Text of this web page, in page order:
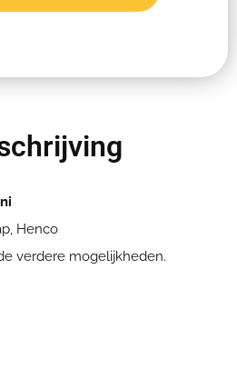
Henco
verdere mogelijkheden.